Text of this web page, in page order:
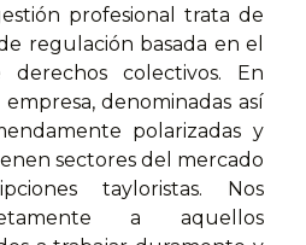
profesional trata de
regulación basada en el
derechos colectivos. En
denominadas así
polarizadas y
sectores del mercado
tayloristas. Nos
a aquellos